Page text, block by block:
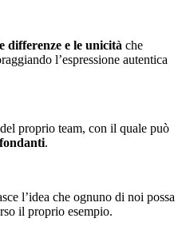
differenze e le unicità che
l’espressione autentica
proprio team, con il quale può
.
l’idea che ognuno di noi possa
il proprio esempio.